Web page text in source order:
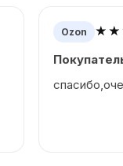
Ozon